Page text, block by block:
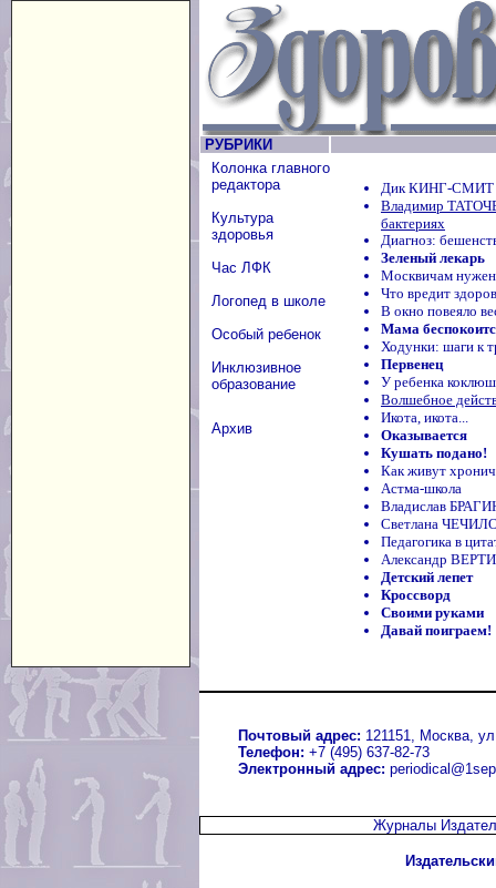
РУБРИКИ
Колонка главного
редактора
Культура
здоровья
Час ЛФК
Логопед в школе
Особый ребенок
Инклюзивное
образование
Архив
Дик КИНГ-СМИТ
Владимир
бактериях
Диагноз:
Зеленый лекарь
Москвичам
Что вредит
В окно повеяло
Мама
Ходунки: шаги к
Первенец
У ребенка коклюш
Волшебное
Икота, икота...
Оказывается
Кушать подано!
Как живут
Астма-школа
Владислав
Светлана
Педагогика в
Александр
Детский лепет
Кроссворд
Своими руками
Давай поиграем!
Почтовый адрес: 121151, Москва,
Телефон: +7 (495) 637-82-73
Электронный адрес:
Журналы